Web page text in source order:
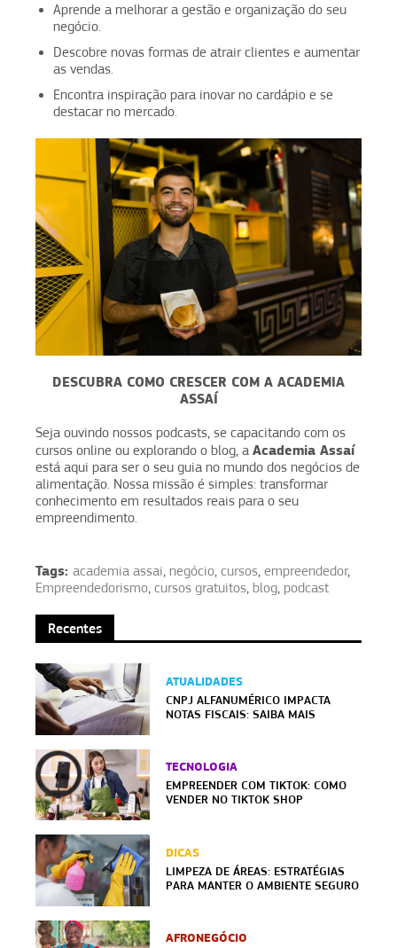
Aprende a melhorar a gestão e organização do seu
negócio.
Descobre novas formas de atrair clientes e aumentar
as vendas.
Encontra inspiração para inovar no cardápio e se
destacar no mercado.
DESCUBRA COMO CRESCER COM A ACADEMIA
ASSAÍ
Seja ouvindo nossos podcasts, se capacitando com os
cursos online ou explorando o blog, a Academia Assaí
está aqui para ser o seu guia no mundo dos negócios de
alimentação. Nossa missão é simples: transformar
conhecimento em resultados reais para o seu
empreendimento.
Tags: academia assai, negócio, cursos, empreendedor,
Empreendedorismo, cursos gratuitos, blog, podcast
Recentes
ATUALIDADES
CNPJ ALFANUMÉRICO IMPACTA
NOTAS FISCAIS: SAIBA MAIS
TECNOLOGIA
EMPREENDER COM TIKTOK: COMO
VENDER NO TIKTOK SHOP
DICAS
LIMPEZA DE ÁREAS: ESTRATÉGIAS
PARA MANTER O AMBIENTE SEGURO
AFRONEGÓCIO